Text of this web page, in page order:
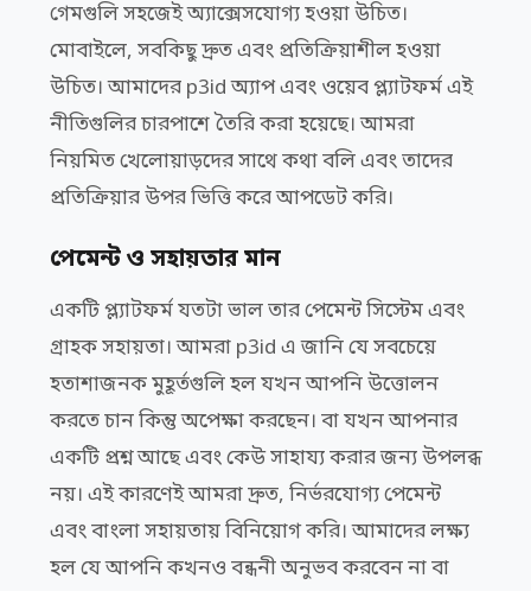
গেমগুলি সহজেই অ্যাক্সেসযোগ্য হওয়া উচিত।
মোবাইলে, সবকিছু দ্রুত এবং প্রতিক্রিয়াশীল হওয়া
উচিত। আমাদের p3id অ্যাপ এবং ওয়েব প্ল্যাটফর্ম এই
নীতিগুলির চারপাশে তৈরি করা হয়েছে। আমরা
নিয়মিত খেলোয়াড়দের সাথে কথা বলি এবং তাদের
প্রতিক্রিয়ার উপর ভিত্তি করে আপডেট করি।
পেমেন্ট ও সহায়তার মান
একটি প্ল্যাটফর্ম যতটা ভাল তার পেমেন্ট সিস্টেম এবং
গ্রাহক সহায়তা। আমরা p3id এ জানি যে সবচেয়ে
হতাশাজনক মুহূর্তগুলি হল যখন আপনি উত্তোলন
করতে চান কিন্তু অপেক্ষা করছেন। বা যখন আপনার
একটি প্রশ্ন আছে এবং কেউ সাহায্য করার জন্য উপলব্ধ
নয়। এই কারণেই আমরা দ্রুত, নির্ভরযোগ্য পেমেন্ট
এবং বাংলা সহায়তায় বিনিয়োগ করি। আমাদের লক্ষ্য
হল যে আপনি কখনও বন্ধনী অনুভব করবেন না বা